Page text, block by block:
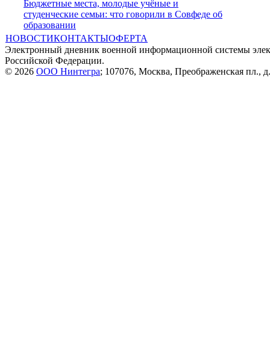
Бюджетные места, молодые учёные и
студенческие семьи: что говорили в Совфеде об
образовании
НОВОСТИКОНТАКТЫОФЕРТА
Электронный дневник военной информационной системы
Российской Федерации.
© 2026 ООО Нинтегра; 107076, Москва, Преображенская пл.,